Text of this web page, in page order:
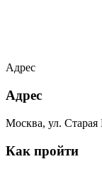
Адрес
Адрес
Москва, ул. Старая
Как пройти